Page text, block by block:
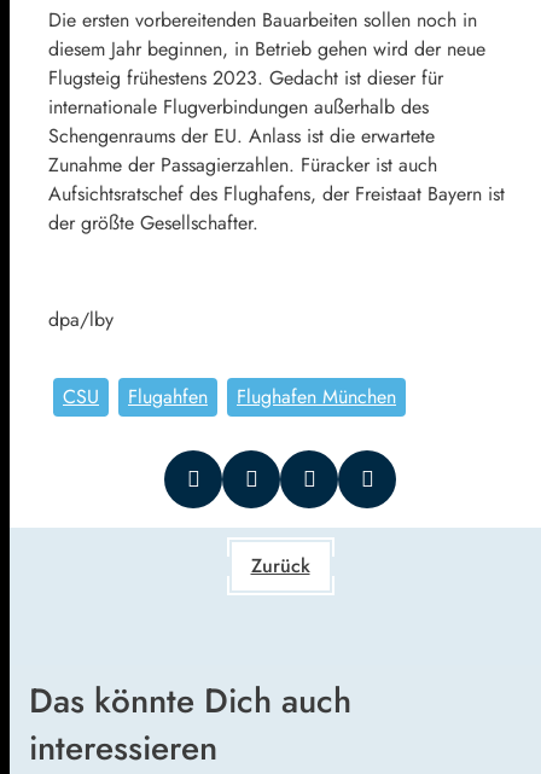
Die ersten vorbereitenden Bauarbeiten sollen noch in
diesem Jahr beginnen, in Betrieb gehen wird der neue
Flugsteig frühestens 2023. Gedacht ist dieser für
internationale Flugverbindungen außerhalb des
Schengenraums der EU. Anlass ist die erwartete
Zunahme der Passagierzahlen. Füracker ist auch
Aufsichtsratschef des Flughafens, der Freistaat Bayern ist
der größte Gesellschafter.
dpa/lby
CSU Flugahfen Flughafen München
Zurück
Das könnte Dich auch
interessieren